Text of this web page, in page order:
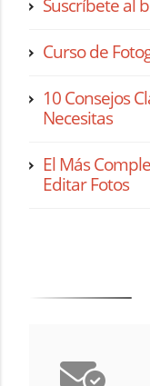
Suscríbete al
Curso de
10 Consejos
Necesitas
El Más
Editar Fotos